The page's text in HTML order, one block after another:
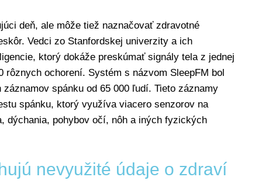
deň, ale môže tiež naznačovať zdravotné
Vedci zo Stanfordskej univerzity a ich
ktorý dokáže preskúmať signály tela z jednej
rôznych ochorení. Systém s názvom SleepFM bol
spánku od 65 000 ľudí. Tieto záznamy
spánku, ktorý využíva viacero senzorov na
dýchania, pohybov očí, nôh a iných fyzických
nevyužité údaje o zdraví